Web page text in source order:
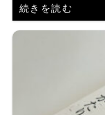
続きを読む